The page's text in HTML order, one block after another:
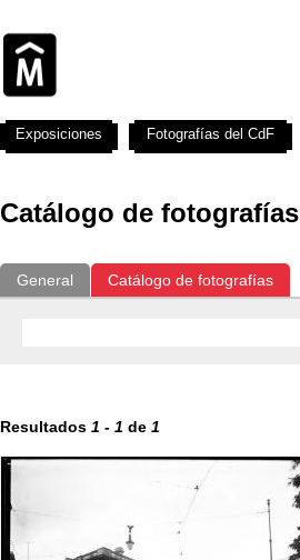
Catálogo de fotografías
General Catálogo de fotografías
Resultados 1 - 1 de 1
Exposiciones Fotografías del CdF